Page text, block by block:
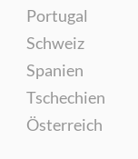
Portugal
Schweiz
Spanien
Tschechien
Österreich